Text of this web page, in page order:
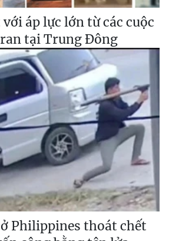
áp lực lớn từ các cuộc
tại Trung Đông
Philippines thoát chết